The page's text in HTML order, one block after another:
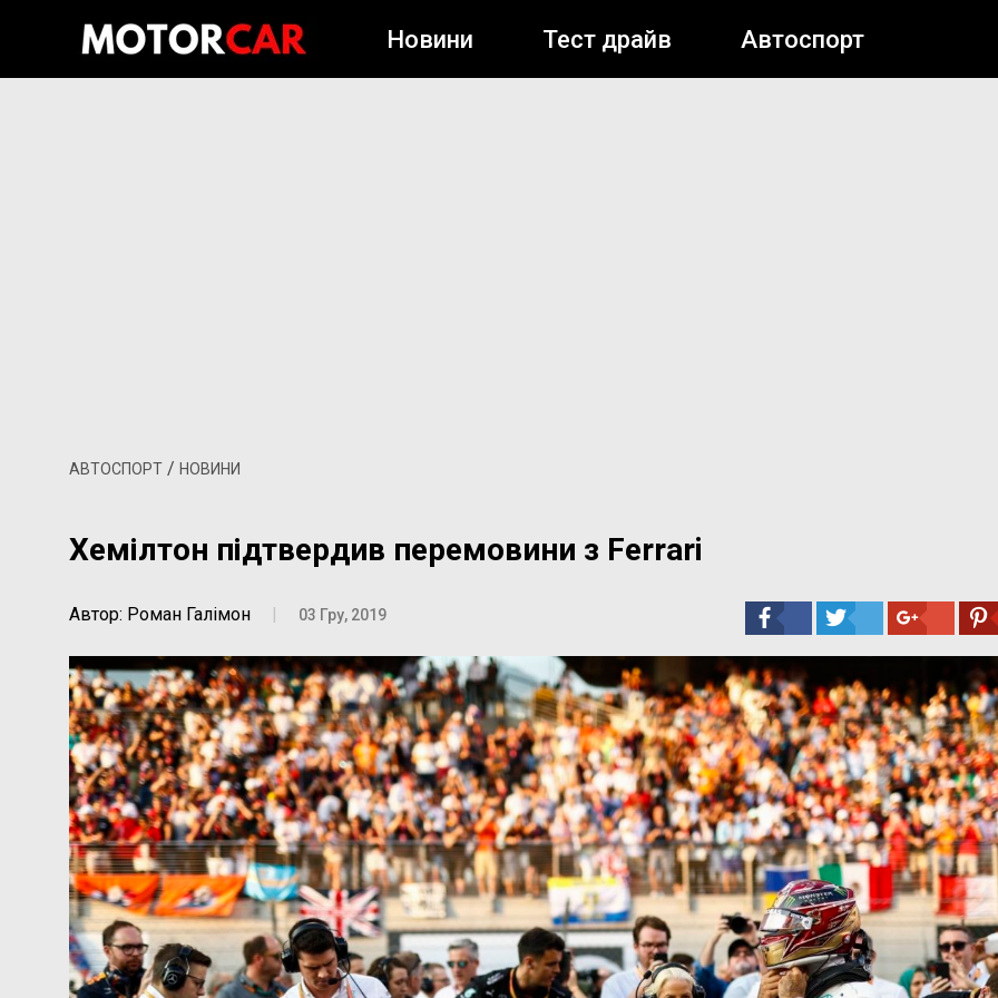
Новини Тест драйв Автоспорт
АВТОСПОРТ / НОВИНИ
Хемілтон підтвердив перемовини з Ferrari
Автор: Роман Галімон | 03 Гру, 2019